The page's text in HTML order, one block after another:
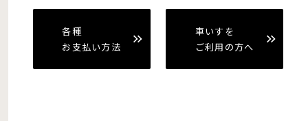
各種
お支払い方法
車いすを
ご利用の方へ